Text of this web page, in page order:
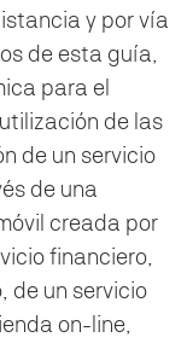
y por vía
de esta guía,
para el
de las
de un servicio
de una
creada por
financiero,
de un servicio
on-line,